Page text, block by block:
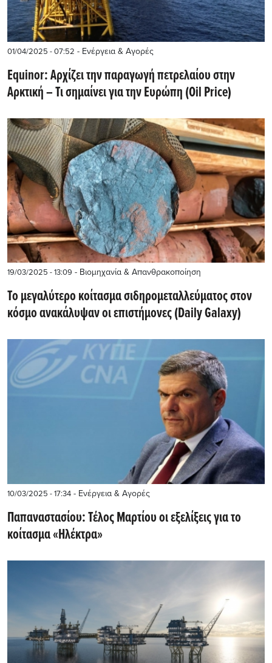
01/04/2025 - 07:52 - Ενέργεια & Αγορές
Equinor: Αρχίζει την παραγωγή πετρελαίου στην
Αρκτική – Τι σημαίνει για την Ευρώπη (Oil Price)
19/03/2025 - 13:09 - Βιομηχανία & Απανθρακοποίηση
Το μεγαλύτερο κοίτασμα σιδηρομεταλλεύματος στον
κόσμο ανακάλυψαν οι επιστήμονες (Daily Galaxy)
10/03/2025 - 17:34 - Ενέργεια & Αγορές
Παπαναστασίου: Τέλος Μαρτίου οι εξελίξεις για το
κοίτασμα «Ηλέκτρα»